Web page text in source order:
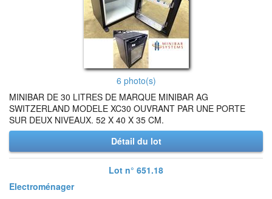
6 photo(s)
MINIBAR DE 30 LITRES DE MARQUE MINIBAR AG
SWITZERLAND MODELE XC30 OUVRANT PAR UNE PORTE
SUR DEUX NIVEAUX. 52 X 40 X 35 CM.
Détail du lot
Lot n° 651.18
Electroménager